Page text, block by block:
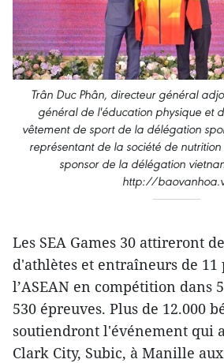
Trân Duc Phân, directeur général
général de l'éducation physique et
vêtement de sport de la délégation
représentant de la société de
sponsor de la délégation
http://
Les SEA Games 30 attireront
d'athlètes et entraîneurs de 11
l’ASEAN en compétition dans
530 épreuves. Plus de 12.000
soutiendront l'événement qui
Clark City, Subic, à Manille